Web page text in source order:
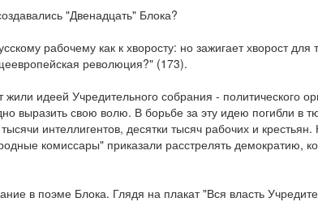
"Двенадцать" Блока?
рабочему как к хворосту: но зажигает хворост для
революция?" (173).
идеей Учредительного собрания - политического
выразить свою волю. В борьбе за эту идею погибли в
интеллигентов, десятки тысяч рабочих и
комиссары" приказали расстрелять демократию,
в поэме Блока. Глядя на плакат "Вся власть